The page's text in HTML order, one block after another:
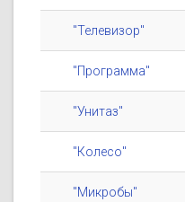
"Телевизор"
"Программа"
"Унитаз"
"Колесо"
"Микробы"